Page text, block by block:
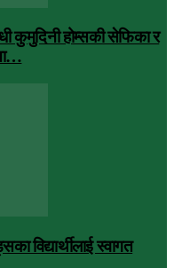
कुमुदिनी होम्सकी सेफिका र
विद्यार्थीलाई स्वागत